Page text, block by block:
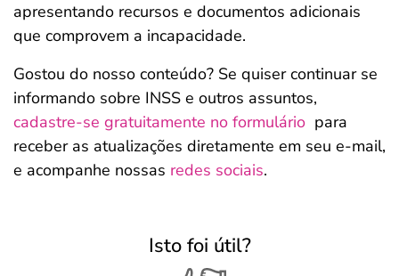
apresentando recursos e documentos adicionais
que comprovem a incapacidade.
Gostou do nosso conteúdo? Se quiser continuar se
informando sobre INSS e outros assuntos,
cadastre-se gratuitamente no formulário para
receber as atualizações diretamente em seu e-mail,
e acompanhe nossas redes sociais.
Isto foi útil?